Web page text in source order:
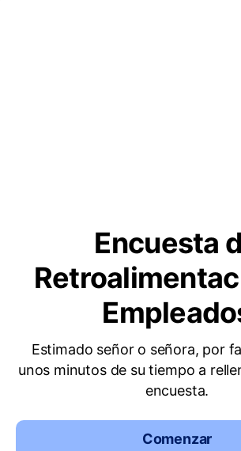
Encuesta
Estimado señor o señora, por
unos minutos de su tiempo a
encuesta.
Comenzar